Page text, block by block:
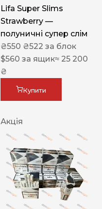
Lifa Super Slims
Strawberry —
полуничні супер слім
₴550 ₴522 за блок
$560 за ящик≈ 25 200
₴
Купити
Акція